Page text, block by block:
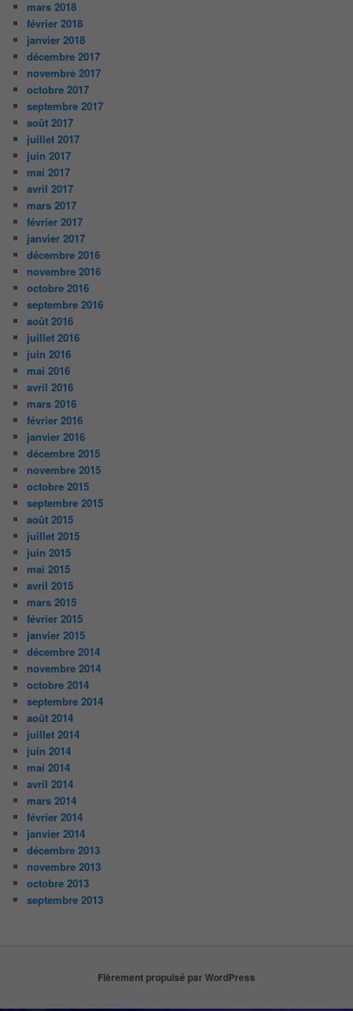
mars 2018
février 2018
janvier 2018
décembre 2017
novembre 2017
octobre 2017
septembre 2017
août 2017
juillet 2017
juin 2017
mai 2017
avril 2017
mars 2017
février 2017
janvier 2017
décembre 2016
novembre 2016
octobre 2016
septembre 2016
août 2016
juillet 2016
juin 2016
mai 2016
avril 2016
mars 2016
février 2016
janvier 2016
décembre 2015
novembre 2015
octobre 2015
septembre 2015
août 2015
juillet 2015
juin 2015
mai 2015
avril 2015
mars 2015
février 2015
janvier 2015
décembre 2014
novembre 2014
octobre 2014
septembre 2014
août 2014
juillet 2014
juin 2014
mai 2014
avril 2014
mars 2014
février 2014
janvier 2014
décembre 2013
novembre 2013
octobre 2013
septembre 2013
Fièrement propulsé par WordPress